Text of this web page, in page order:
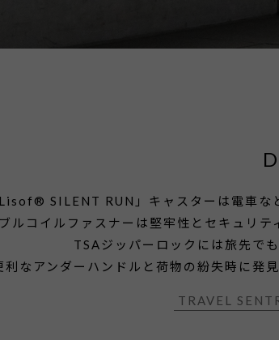
SILENT RUN」キャスターは電車な
ルコイルファスナーは堅牢性とセキュリ
TSAジッパーロックには旅先で
利なアンダーハンドルと荷物の紛失時に発
TRAVEL